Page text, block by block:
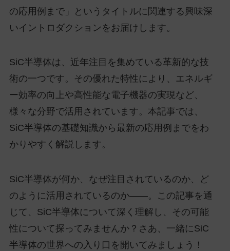
の応用例まで」というタイトルに関連する興味深
いイントロダクションをお届けします。
SiC半導体は、近年注目を集めている革新的な技
術の一つです。その優れた特性により、エネルギ
ー効率の向上や高性能な電子機器の実現など、
様々な分野で活用されています。本記事では、
SiC半導体の基礎知識から最新の応用例までをわ
かりやすく解説します。
SiC半導体が何か、なぜ注目されているのか、ど
のように活用されているのか――。この記事を通
じて、SiC半導体について深く理解し、その可能
性について探ってみませんか？さあ、一緒にSiC
半導体の世界への入り口を開いてみましょう！